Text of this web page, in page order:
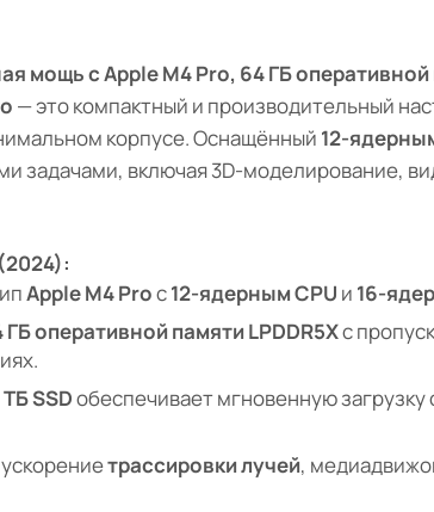
мощь с Apple M4 Pro, 64 ГБ оперативной
— это компактный и производительный
корпусе. Оснащённый 12-
задачами, включая 3D-моделирование,
Apple M4 Proс12-ядерным CPU и 16-
ГБ оперативной памяти LPDDR5Xс
ТБ SSDобеспечивает мгновенную
трассировки лучей,